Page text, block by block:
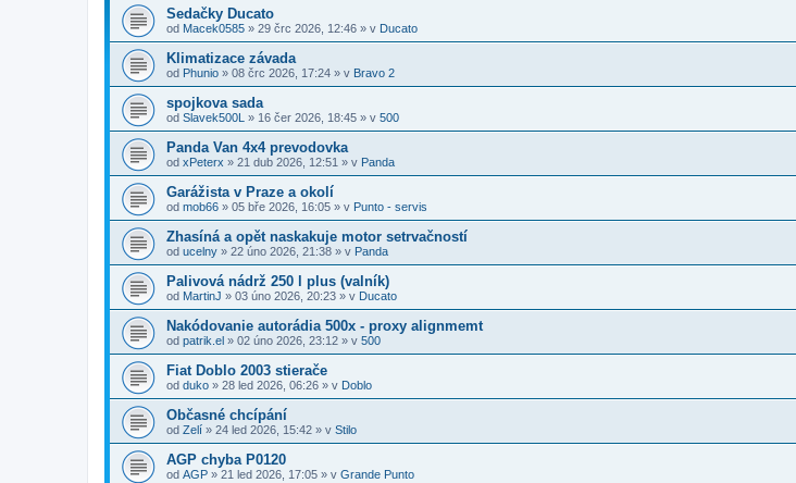
Sedačky Ducato
od Macek0585 » 29 črc 2026, 12:46 » v Ducato
Klimatizace závada
od Phunio » 08 črc 2026, 17:24 » v Bravo 2
spojkova sada
od Slavek500L » 16 čer 2026, 18:45 » v 500
Panda Van 4x4 prevodovka
od xPeterx » 21 dub 2026, 12:51 » v Panda
Garážista v Praze a okolí
od mob66 » 05 bře 2026, 16:05 » v Punto - servis
Zhasíná a opět naskakuje motor setrvačností
od ucelny » 22 úno 2026, 21:38 » v Panda
Palivová nádrž 250 l plus (valník)
od MartinJ » 03 úno 2026, 20:23 » v Ducato
Nakódovanie autorádia 500x - proxy alignmemt
od patrik.el » 02 úno 2026, 23:12 » v 500
Fiat Doblo 2003 stierače
od duko » 28 led 2026, 06:26 » v Doblo
Občasné chcípání
od Zelí » 24 led 2026, 15:42 » v Stilo
AGP chyba P0120
od AGP » 21 led 2026, 17:05 » v Grande Punto